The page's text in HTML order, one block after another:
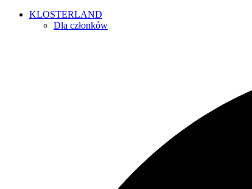
KLOSTERLAND
Dla członków